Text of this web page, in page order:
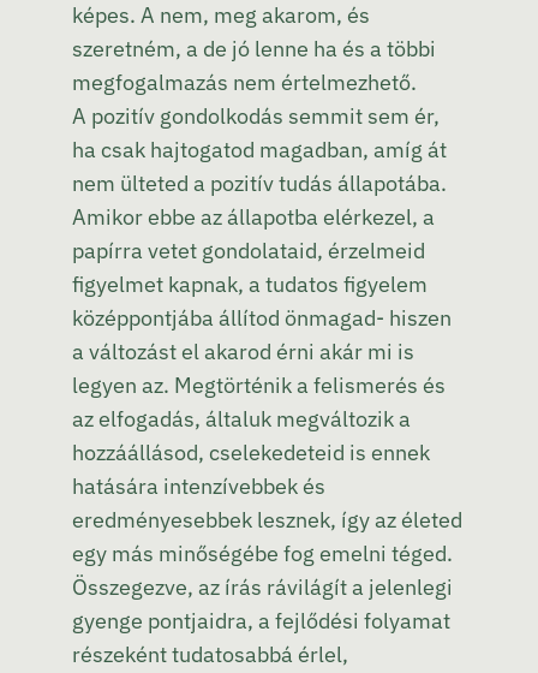
képes. A nem, meg akarom, és
szeretném, a de jó lenne ha és a többi
megfogalmazás nem értelmezhető.
A pozitív gondolkodás semmit sem ér,
ha csak hajtogatod magadban, amíg át
nem ülteted a pozitív tudás állapotába.
Amikor ebbe az állapotba elérkezel, a
papírra vetet gondolataid, érzelmeid
figyelmet kapnak, a tudatos figyelem
középpontjába állítod önmagad- hiszen
a változást el akarod érni akár mi is
legyen az. Megtörténik a felismerés és
az elfogadás, általuk megváltozik a
hozzáállásod, cselekedeteid is ennek
hatására intenzívebbek és
eredményesebbek lesznek, így az életed
egy más minőségébe fog emelni téged.
Összegezve, az írás rávilágít a jelenlegi
gyenge pontjaidra, a fejlődési folyamat
részeként tudatosabbá érlel,